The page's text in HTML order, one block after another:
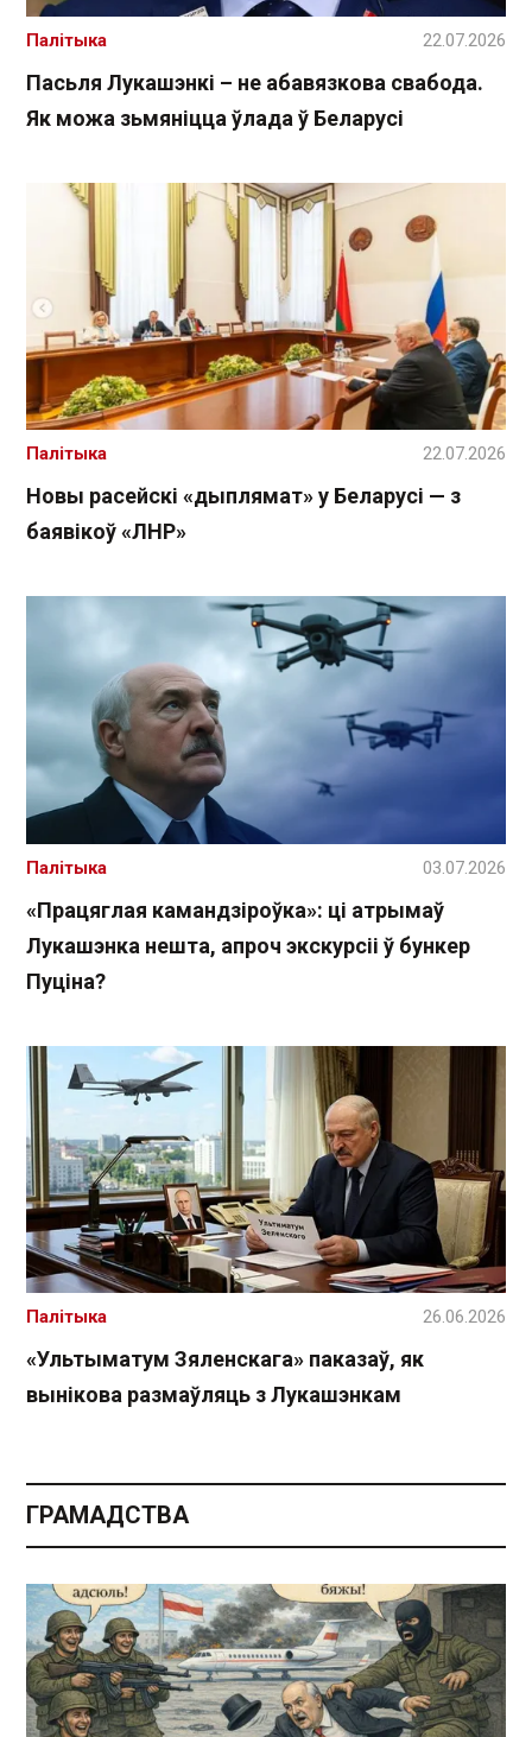
Пасьля Лукашэнкі – не абавязкова свабода.
Як можа зьмяніцца ўлада ў Беларусі
Палітыка 22.07.2026
Новы расейскі «дыплямат» у Беларусі — з
баявікоў «ЛНР»
Палітыка 22.07.2026
«Працяглая камандзіроўка»: ці атрымаў
Лукашэнка нешта, апроч экскурсіі ў бункер
Пуціна?
Палітыка 03.07.2026
«Ультыматум Зяленскага» паказаў, як
вынікова размаўляць з Лукашэнкам
Палітыка 26.06.2026
ГРАМАДСТВА